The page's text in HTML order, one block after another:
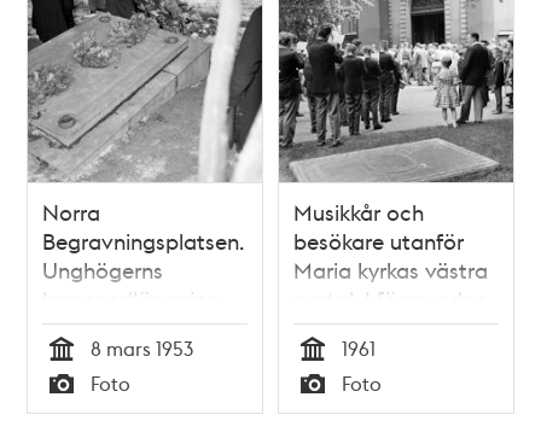
Norra
Begravningsplatsen.
Unghögerns
kransnedläggning
vid amiral Arvid
Lindmans grav
Tid
8 mars 1953
Typ
Foto
Musikkår och
besökare utanför
Maria kyrkas västra
portal. I förgrunden
en gravhäll
Tid
1961
Typ
Foto